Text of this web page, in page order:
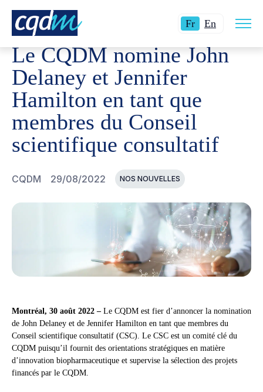
FrLangue
:
Français.
En Switch
to
English.
la
site
CQDM NOUVELLES ET ÉVÉNEMENTS LE CQDM
Le CQDM nomine John
Delaney et Jennifer
Hamilton en tant que
membres du Conseil
scientifique consultatif
CQDM 29/08/2022 NOS NOUVELLES
Montréal, 30 août 2022 – Le CQDM est fier d’annoncer la nomination
de John Delaney et de Jennifer Hamilton en tant que membres du
Conseil scientifique consultatif (CSC). Le CSC est un comité clé du
CQDM puisqu’il fournit des orientations stratégiques en matière
d’innovation biopharmaceutique et supervise la sélection des projets
financés par le CQDM.